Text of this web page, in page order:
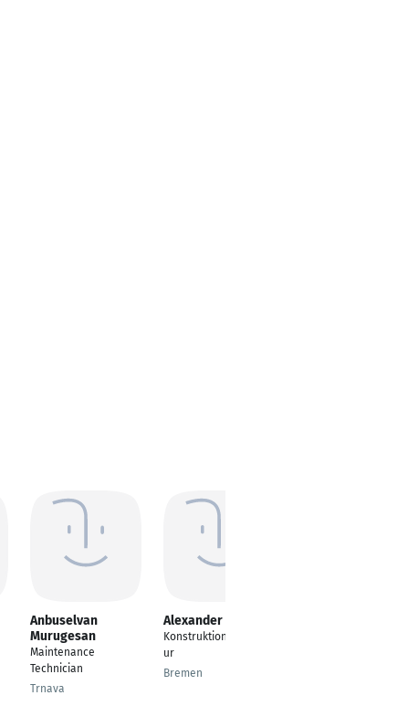
Anbuselvan
Murugesan
Maintenance
Technician
Trnava
Alexander Etringer
Konstruktionsingenie
ur
Bremen